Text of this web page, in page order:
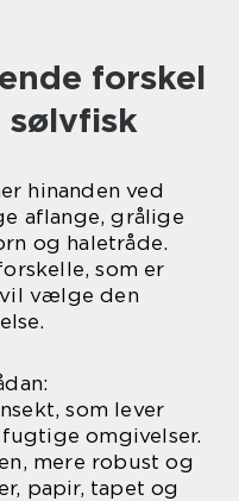
forskel
hinanden ved
aflange, grålige
og haletråde.
som er
vælge den
som lever
omgivelser.
mere robust og
papir, tapet og